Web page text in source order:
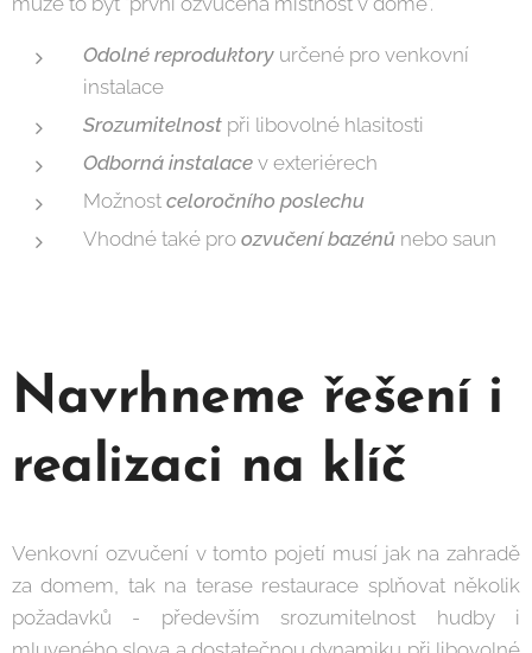
Odolné reproduktory určené pro venkovní
instalace
Srozumitelnost při libovolné hlasitosti
Odborná instalace v exteriérech
Možnost celoročního poslechu
Vhodné také pro ozvučení bazénů nebo saun
Navrhneme řešení i
realizaci na klíč
Venkovní ozvučení v tomto pojetí musí jak na zahradě
za domem, tak na terase restaurace splňovat několik
požadavků - především srozumitelnost hudby i